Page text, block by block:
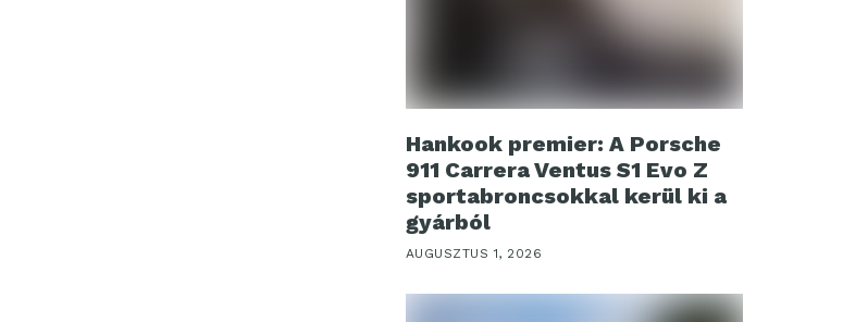
Hankook premier: A Porsche
911 Carrera Ventus S1 Evo Z
sportabroncsokkal kerül ki a
gyárból
AUGUSZTUS 1, 2026